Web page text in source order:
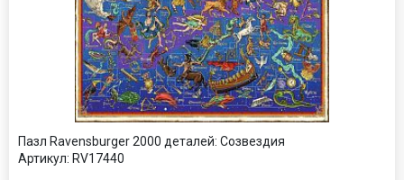
Пазл Ravensburger 2000 деталей: Созвездия
Артикул: RV17440